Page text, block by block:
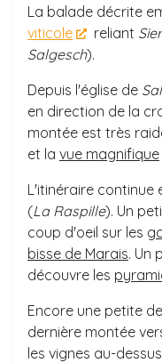
La balade décrite
viticole
reliant
Salgesch).
Depuis l'église de
en direction de la
montée est très
et la vue magnifique
L'itinéraire continue
(La Raspille). Un
coup d'oeil sur les
bisse de Marais. Un
découvre les
Encore une petite
dernière montée
les vignes au-